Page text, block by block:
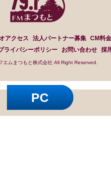
アクセス 法人パートナー募集 CM料
ライバシーポリシー お問い合わせ 採
エムまつもと株式会社 All Right Reserved.
PC